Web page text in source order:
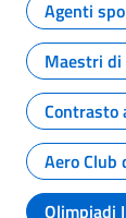
Agenti
Maestri di
Contrasto
Aero Club
Olimpiadi